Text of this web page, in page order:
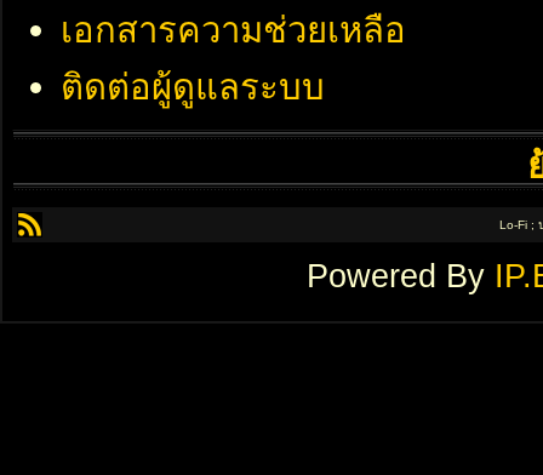
เอกสารความช่วยเหลือ
ติดต่อผู้ดูแลระบบ
Lo-Fi ;
Powered By